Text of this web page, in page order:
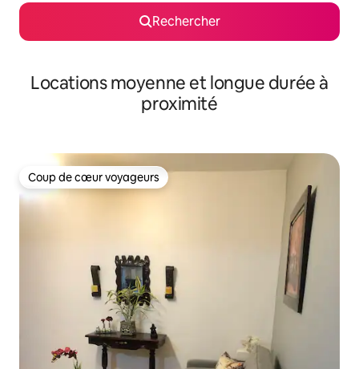
Rechercher
Locations moyenne et longue durée à
proximité
Coup de cœur voyageurs
Coup de cœur voyageurs